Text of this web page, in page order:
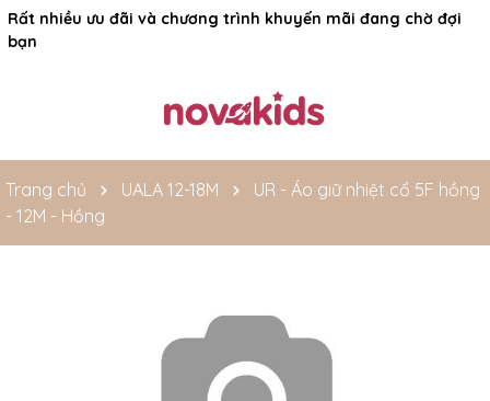
Rất nhiều ưu đãi và chương trình khuyến mãi đang chờ đợi
bạn
Trang chủ UALA 12-18M
UR - Áo giữ nhiệt cổ 5F hồng
- 12M - Hồng